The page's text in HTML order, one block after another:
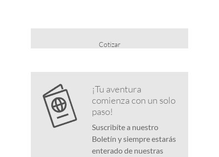
Cotizar
¡Tu aventura
comienza con un solo
paso!
Suscribíte a nuestro
Boletín y siempre estarás
enterado de nuestras